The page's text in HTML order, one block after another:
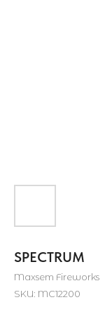
SPECTRUM
Maxsem Fireworks
SKU: MC12200